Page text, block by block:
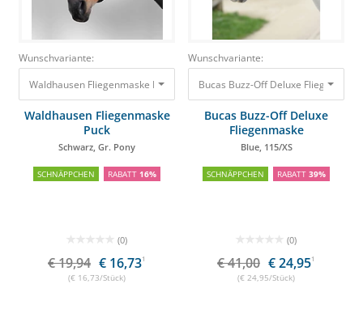
Wunschvariante:
Waldhausen Fliegenmaske Puck Schwarz, Gr. Pony19,94 €16,73 €
Waldhausen Fliegenmaske
Puck
Schwarz, Gr. Pony
SCHNÄPPCHEN RABATT 16%
(0)
€ 19,94 € 16,731
(€ 16,73/Stück)
Wunschvariante:
Bucas Buzz-Off Deluxe
Bucas Buzz-Off Deluxe
Fliegenmaske
Blue, 115/XS
SCHNÄPPCHEN RABATT 39%
(0)
€ 41,00 € 24,951
(€ 24,95/Stück)